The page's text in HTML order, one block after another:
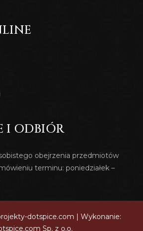
I ODBIÓR
obejrzenia przedmiotów
terminu: poniedziałek –
dotspice.com | Wykonanie:
Sp. z o.o.